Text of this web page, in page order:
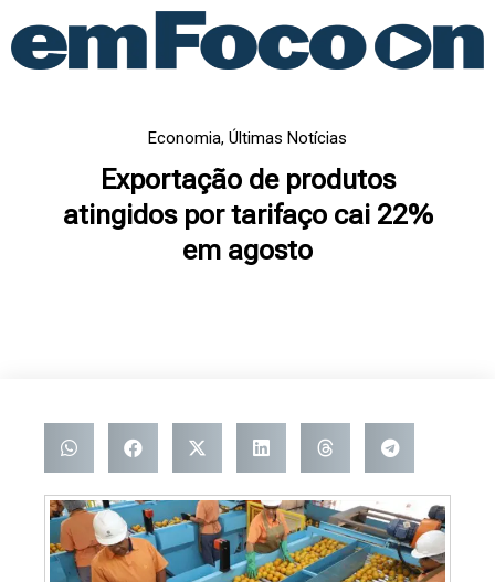
para
Economia, Últimas Notícias
Exportação de produtos
atingidos por tarifaço cai 22%
em agosto